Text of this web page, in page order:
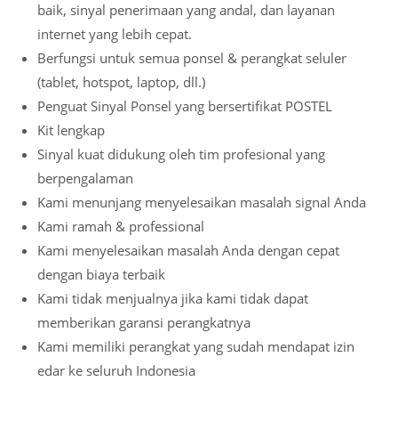
baik, sinyal penerimaan yang andal, dan layanan
internet yang lebih cepat.
Berfungsi untuk semua ponsel & perangkat seluler
(tablet, hotspot, laptop, dll.)
Penguat Sinyal Ponsel yang bersertifikat POSTEL
Kit lengkap
Sinyal kuat didukung oleh tim profesional yang
berpengalaman
Kami menunjang menyelesaikan masalah signal Anda
Kami ramah & professional
Kami menyelesaikan masalah Anda dengan cepat
dengan biaya terbaik
Kami tidak menjualnya jika kami tidak dapat
memberikan garansi perangkatnya
Kami memiliki perangkat yang sudah mendapat izin
edar ke seluruh Indonesia